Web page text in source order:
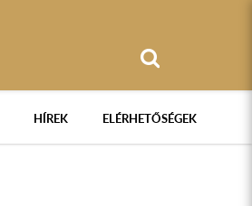
HÍREK ELÉRHETŐSÉGEK